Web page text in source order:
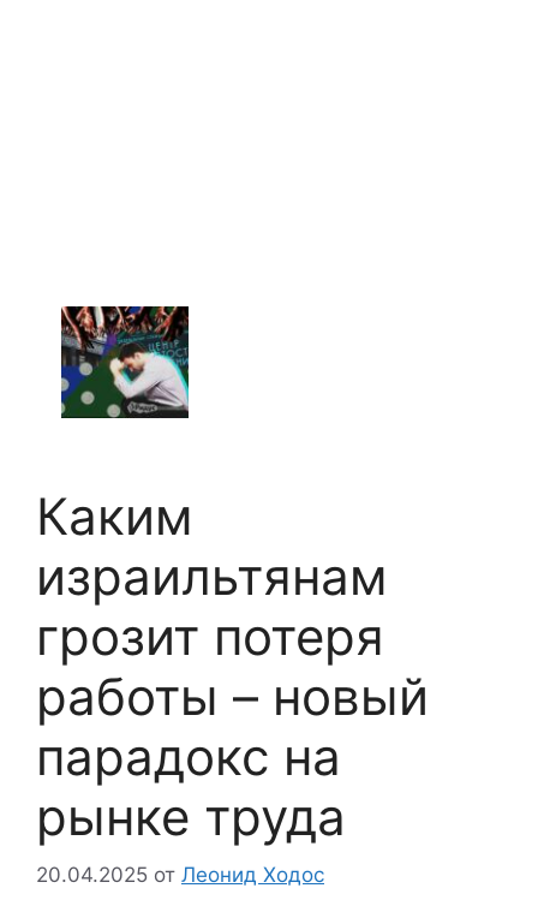
Каким
израильтянам
грозит потеря
работы – новый
парадокс на
рынке труда
20.04.2025 от Леонид Ходос